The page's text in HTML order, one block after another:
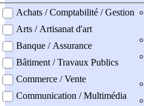
professionel
Achats / Comptabilité / Gestion
Arts / Artisanat d'art
Banque / Assurance
Bâtiment / Travaux Publics
Commerce / Vente
Communication / Multimédia